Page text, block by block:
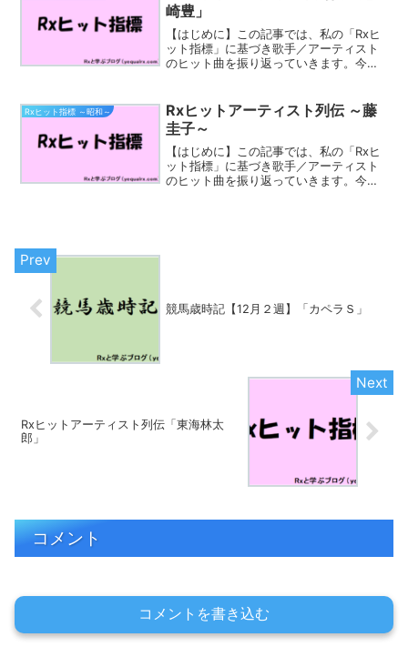
昭和歌謡大...
崎豊」
【はじめに】この記事では、私の「Rxヒ
ット指標」に基づき歌手／アーティスト
のヒット曲を振り返っていきます。今回
日 - 1992年4月25日）は、日本のシンガ
ーソ...
Rxヒット指標 ～昭和～
Rxヒットアーティスト列伝 ～藤
圭子～
【はじめに】この記事では、私の「Rxヒ
ット指標」に基づき歌手／アーティスト
のヒット曲を振り返っていきます。今回
競馬歳時記【12月２週】「カペラＳ」
Rxヒットアーティスト列伝「東海林太
郎」
コメント
コメントを書き込む